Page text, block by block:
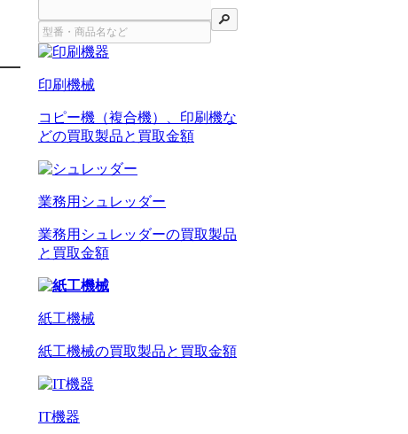
検索
印刷機械
コピー機（複合機）、印刷機な
どの買取製品と買取金額
業務用シュレッダー
業務用シュレッダーの買取製品
と買取金額
紙工機械
紙工機械の買取製品と買取金額
IT機器